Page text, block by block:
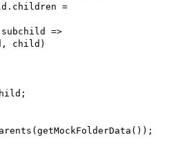
=
subchild =>
child)